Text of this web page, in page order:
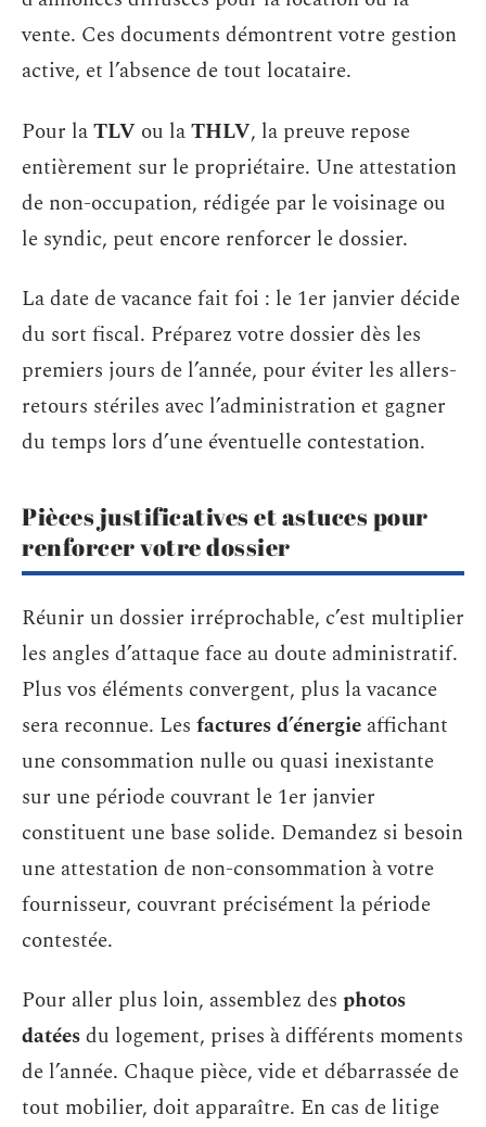
vente. Ces documents démontrent votre gestion
active, et l’absence de tout locataire.
Pour laTLV ou laTHLV, la preuve repose
entièrement sur le propriétaire. Une attestation
de non-occupation, rédigée par le voisinage ou
le syndic, peut encore renforcer le dossier.
La date de vacance fait foi : le 1er janvier décide
du sort fiscal. Préparez votre dossier dès les
premiers jours de l’année, pour éviter les allers-
retours stériles avec l’administration et gagner
du temps lors d’une éventuelle contestation.
Pièces justificatives et astuces pour
renforcer votre dossier
Réunir un dossier irréprochable, c’est multiplier
les angles d’attaque face au doute administratif.
Plus vos éléments convergent, plus la vacance
sera reconnue. Les factures d’énergie affichant
une consommation nulle ou quasi inexistante
sur une période couvrant le 1er janvier
constituent une base solide. Demandez si besoin
une attestation de non-consommation à votre
fournisseur, couvrant précisément la période
contestée.
Pour aller plus loin, assemblez des photos
datéesdu logement, prises à différents moments
de l’année. Chaque pièce, vide et débarrassée de
tout mobilier, doit apparaître. En cas de litige